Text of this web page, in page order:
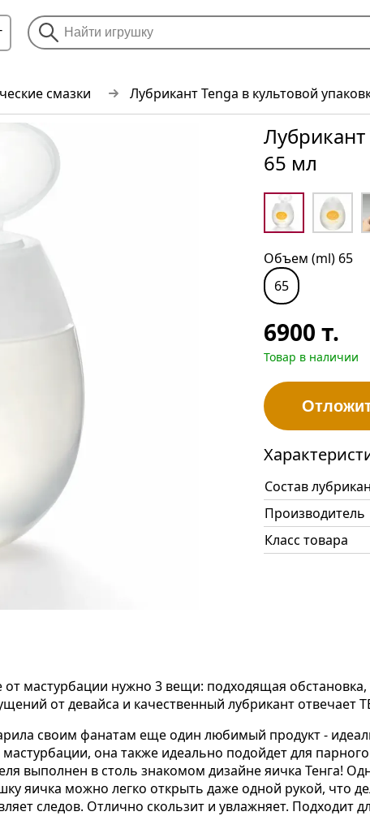
смазки Лубрикант Tenga в культовой
Лубрикант
65 мл
Объем (ml) 65
65
6900 т.
Товар в наличии
Состав
Производитель
Класс товара
мастурбации нужно 3 вещи: подходящая
от девайса и качественный лубрикант отвечает
своим фанатам еще один любимый продукт -
она также идеально подойдет для
выполнен в столь знакомом дизайне яичка Тенга!
яичка можно легко открыть даже одной рукой, что
следов. Отлично скользит и увлажняет.